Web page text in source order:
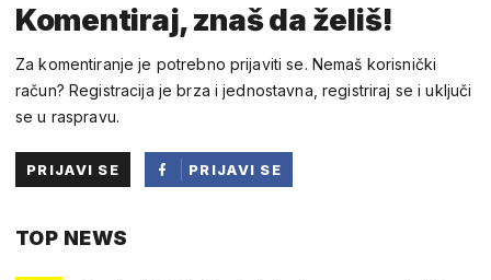
Komentiraj, znaš da želiš!
Za komentiranje je potrebno prijaviti se. Nemaš korisnički
račun? Registracija je brza i jednostavna, registriraj se i uključi
se u raspravu.
PRIJAVI SE
PRIJAVI SE
TOP NEWS